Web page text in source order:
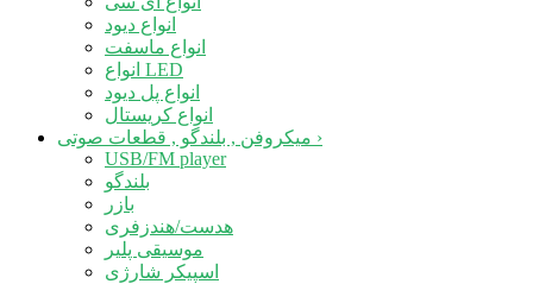
انواع دیود
انواع ماسفت
انواع LED
انواع پل دیود
انواع کریستال
›
USB/FM player
بلندگو
بازر
هدست/هندزفری
موسیقی پلیر
اسپیکر شارژی